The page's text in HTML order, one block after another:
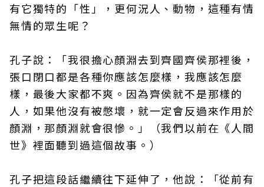
有它獨特的「性」，更何況人、動物，這種有情
無情的眾生呢？
孔子說：「我很擔心顏淵去到齊國齊侯那裡後，
張口閉口都是各種你應該怎麼樣，我應該怎麼
樣，最後大家都不爽。因為齊侯就不是那樣的
人，如果他沒有被憋壞，就一定會反過來作用於
顏淵，那顏淵就會很慘。」（我們以前在《人間
世》裡面聽到過這個故事。）
孔子把這段話繼續往下延伸了，他說：「從前有